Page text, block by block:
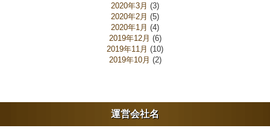
2020年3月 (3)
2020年2月 (5)
2020年1月 (4)
2019年12月 (6)
2019年11月 (10)
2019年10月 (2)
運営会社名